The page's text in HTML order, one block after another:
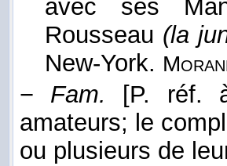
avec ses
Rousseau (la
New-York.
− Fam.
[P. réf.
amateurs; le
ou plusieurs de